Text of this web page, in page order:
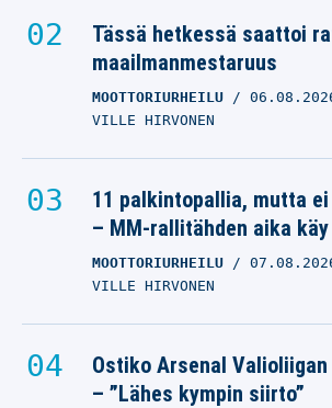
Tässä hetkessä saattoi
maailmanmestaruus
MOOTTORIURHEILU
VILLE HIRVONEN
11 palkintopallia, mutta
– MM-rallitähden aika
MOOTTORIURHEILU
VILLE HIRVONEN
Ostiko Arsenal
– ”Lähes kympin siirto”